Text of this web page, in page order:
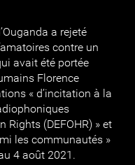
a rejeté
contre un
avait été portée
Florence
« d’incitation à la
Rights (DEFOHR) » et
les communautés »
4 août 2021.